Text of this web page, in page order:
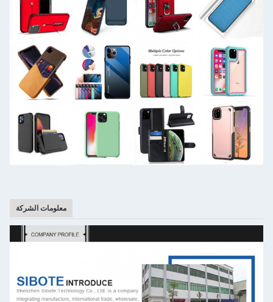
معلومات الشركة